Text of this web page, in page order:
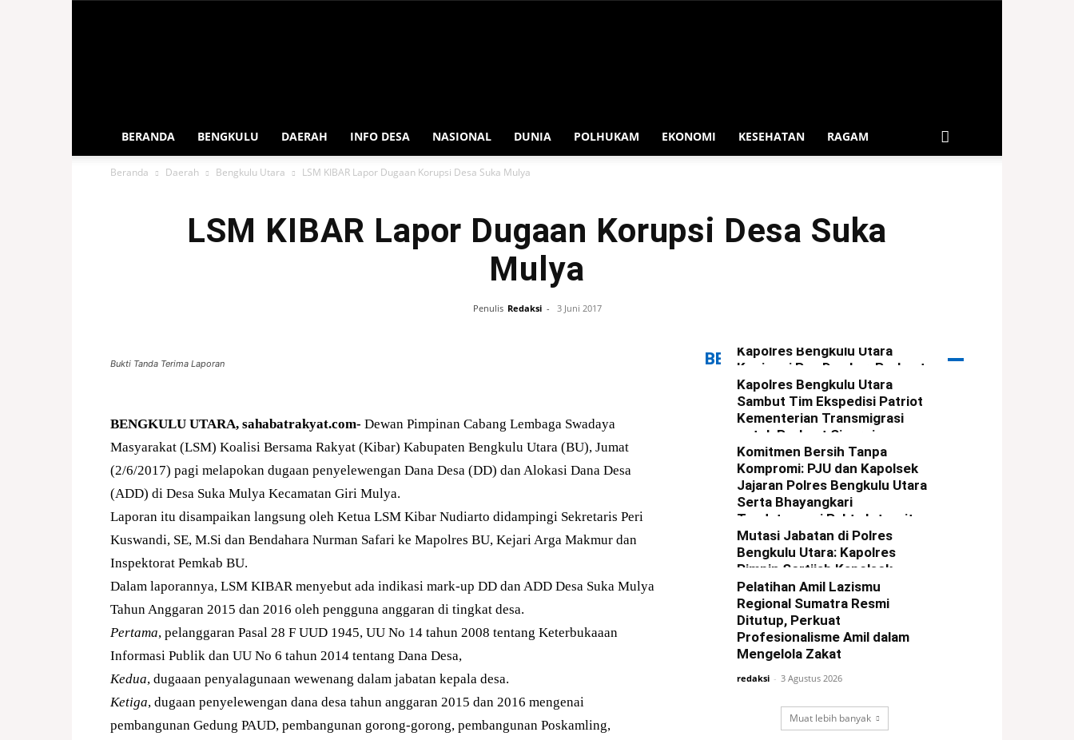
BERANDA BENGKULU DAERAH INFO DESA NASIONAL DUNIA POLHUKAM EKONOMI KESEHATAN RAGAM
Beranda Daerah Bengkulu Utara LSM KIBAR Lapor Dugaan Korupsi Desa Suka Mulya
LSM KIBAR Lapor Dugaan Korupsi Desa Suka
Mulya
Penulis Redaksi - 3 Juni 2017
Bukti Tanda Terima Laporan
BENGKULU UTARA, sahabatrakyat.com- Dewan Pimpinan Cabang Lembaga Swadaya
Masyarakat (LSM) Koalisi Bersama Rakyat (Kibar) Kabupaten Bengkulu Utara (BU), Jumat
(2/6/2017) pagi melapokan dugaan penyelewengan Dana Desa (DD) dan Alokasi Dana Desa
(ADD) di Desa Suka Mulya Kecamatan Giri Mulya.
Laporan itu disampaikan langsung oleh Ketua LSM Kibar Nudiarto didampingi Sekretaris Peri
Kuswandi, SE, M.Si dan Bendahara Nurman Safari ke Mapolres BU, Kejari Arga Makmur dan
Inspektorat Pemkab BU.
Dalam laporannya, LSM KIBAR menyebut ada indikasi mark-up DD dan ADD Desa Suka Mulya
Tahun Anggaran 2015 dan 2016 oleh pengguna anggaran di tingkat desa.
Pertama, pelanggaran Pasal 28 F UUD 1945, UU No 14 tahun 2008 tentang Keterbukaaan
Informasi Publik dan UU No 6 tahun 2014 tentang Dana Desa,
Kedua, dugaaan penyalagunaan wewenang dalam jabatan kepala desa.
Ketiga, dugaan penyelewengan dana desa tahun anggaran 2015 dan 2016 mengenai
pembangunan Gedung PAUD, pembangunan gorong-gorong, pembangunan Poskamling,
BERITA TERBARU
Kapolres Bengkulu Utara
Kunjungi Pos Damkar, Perkuat
Sinergi Cegah Karhutla
redaksi - 6 Agustus 2026
Kapolres Bengkulu Utara
Sambut Tim Ekspedisi Patriot
Kementerian Transmigrasi
untuk Perkuat Sinergi
Pembangunan Kawasan
redaksi - 5 Agustus 2026
Komitmen Bersih Tanpa
Kompromi: PJU dan Kapolsek
Jajaran Polres Bengkulu Utara
Serta Bhayangkari
Tandatangani Pakta Integritas
redaksi - 4 Agustus 2026
Mutasi Jabatan di Polres
Bengkulu Utara: Kapolres
Pimpin Sertijab Kapolsek
Ketahun dan Giri Mulya
redaksi - 3 Agustus 2026
Pelatihan Amil Lazismu
Regional Sumatra Resmi
Ditutup, Perkuat
Profesionalisme Amil dalam
Mengelola Zakat
redaksi - 3 Agustus 2026
Muat lebih banyak